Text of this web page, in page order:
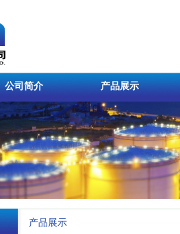
公司简介 产品展示
产品展示